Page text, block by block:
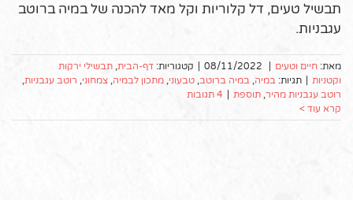
תבשיל טעים, דל קלוריות וקל מאד להכנה של במיה ברוטב
עגבניות.
מאת: חיים וטעים 08/11/2022 קטגוריות: דף-הבית, תבשילי ירקות
וקטניות
תגיות: במיה, במיה ברוטב, טבעוני, מתכון לבמיה, צמחוני, רוטב עגבניות,
רוטב עגבניות מהיר, תוספת
4 תגובות
קרא עוד >